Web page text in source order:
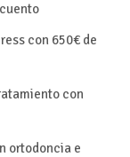
con 650€ de
con
ortodoncia e